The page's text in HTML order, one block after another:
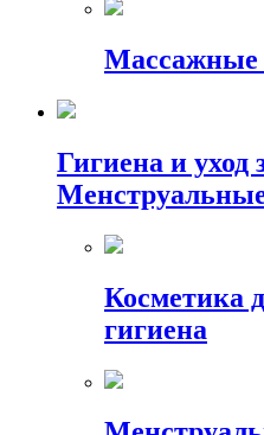
Массажные
Гигиена и уход
Косметика
гигиена